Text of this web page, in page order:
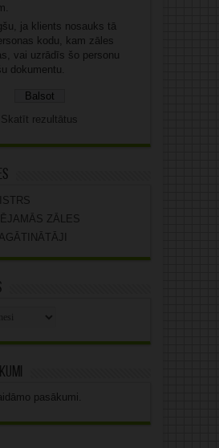
ja klients nosauks tā
kodu, kam zāles
vai uzrādīs šo personu
dokumentu.
Skatīt rezultātus
ZĀLES
pasākumi.